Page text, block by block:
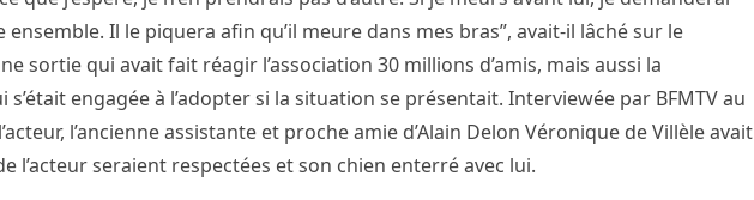
Il le piquera afin qu’il meure dans mes bras”, avait-il lâché sur le
sortie qui avait fait réagir l’association 30 millions d’amis, mais aussi la
s’était engagée à l’adopter si la situation se présentait. Interviewée par BFMTV au
l’ancienne assistante et proche amie d’Alain Delon Véronique de Villèle avait
l’acteur seraient respectées et son chien enterré avec lui.